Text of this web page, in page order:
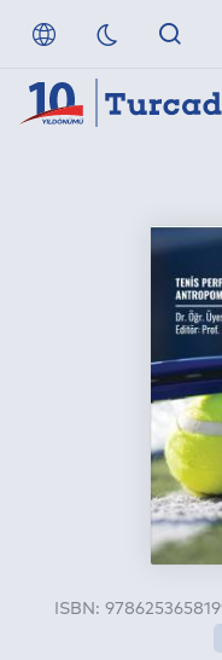
Referanslarımız
Nasıl Erişirim
Anlaşmalı Yayınevleri
ISBN: